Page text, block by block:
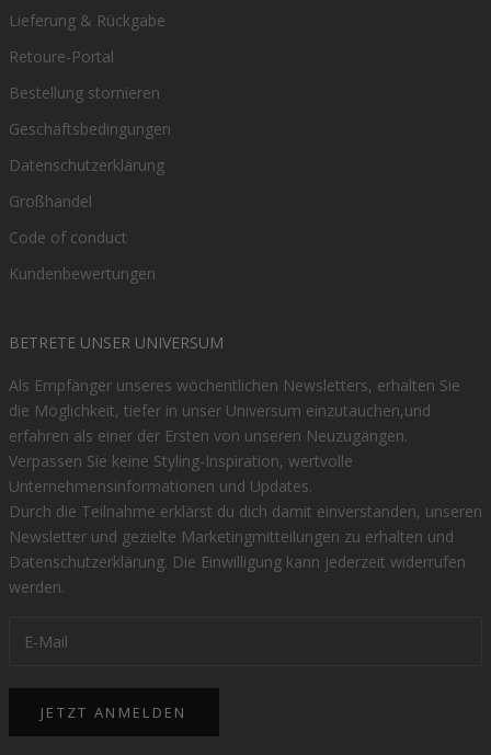
Lieferung & Rückgabe
Retoure-Portal
Bestellung stornieren
Geschäftsbedingungen
Datenschutzerklärung
Großhandel
Code of conduct
Kundenbewertungen
BETRETE UNSER UNIVERSUM
Als Empfänger unseres wöchentlichen Newsletters, erhalten Sie
die Möglichkeit, tiefer in unser Universum einzutauchen,und
erfahren als einer der Ersten von unseren Neuzugängen.
Verpassen Sie keine Styling-Inspiration, wertvolle
Unternehmensinformationen und Updates.
Durch die Teilnahme erklärst du dich damit einverstanden, unseren
Newsletter und gezielte Marketingmitteilungen zu erhalten und
Datenschutzerklärung. Die Einwilligung kann jederzeit widerrufen
werden.
JETZT ANMELDEN